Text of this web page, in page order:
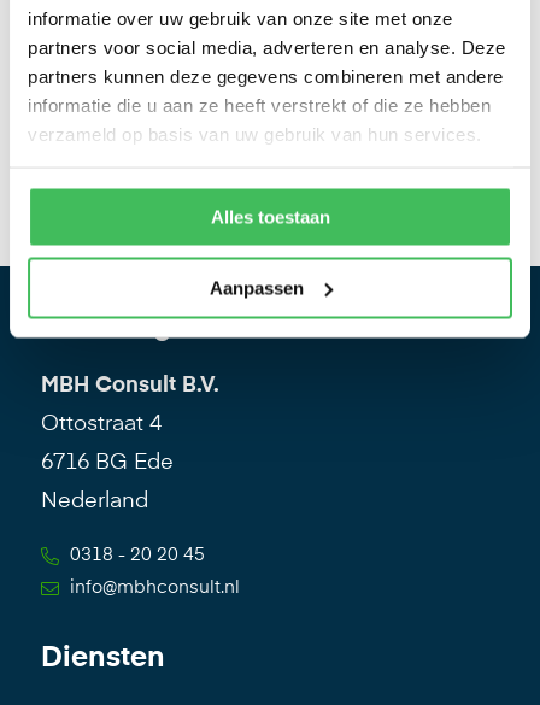
informatie over uw gebruik van onze site met onze
partners voor social media, adverteren en analyse. Deze
partners kunnen deze gegevens combineren met andere
informatie die u aan ze heeft verstrekt of die ze hebben
verzameld op basis van uw gebruik van hun services.
Alles toestaan
Aanpassen
Contact opnemen
4,6
Contactgevens
MBH Consult B.V.
Ottostraat 4
6716 BG Ede
Nederland
0318 - 20 20 45
info@mbhconsult.nl
Diensten